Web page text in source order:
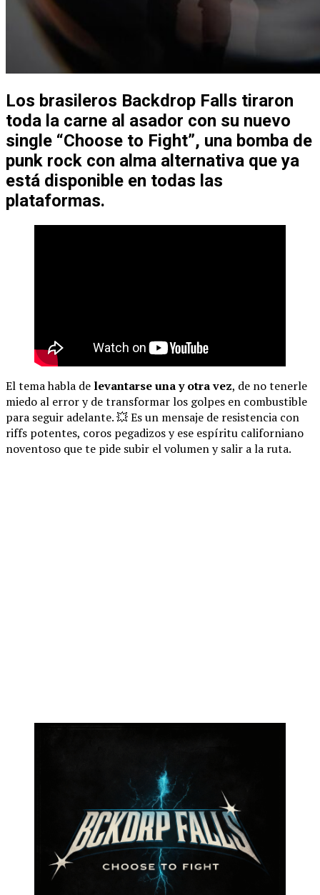
Los brasileros Backdrop Falls tiraron
toda la carne al asador con su nuevo
single “Choose to Fight”, una bomba de
punk rock con alma alternativa que ya
está disponible en todas las
plataformas.
El tema habla de levantarse una y otra vez, de no tenerle
miedo al error y de transformar los golpes en combustible
para seguir adelante. 💥 Es un mensaje de resistencia con
riffs potentes, coros pegadizos y ese espíritu californiano
noventoso que te pide subir el volumen y salir a la ruta.